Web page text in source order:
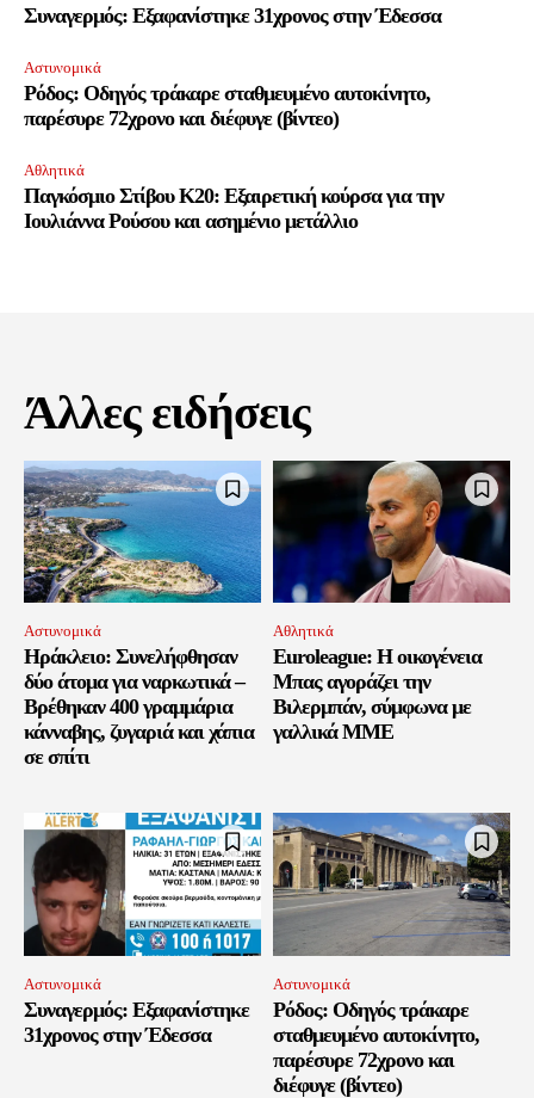
Συναγερμός: Εξαφανίστηκε 31χρονος στην Έδεσσα
Αστυνομικά
Ρόδος: Οδηγός τράκαρε σταθμευμένο αυτοκίνητο,
παρέσυρε 72χρονο και διέφυγε (βίντεο)
Αθλητικά
Παγκόσμιο Στίβου Κ20: Εξαιρετική κούρσα για την
Ιουλιάννα Ρούσου και ασημένιο μετάλλιο
Άλλες ειδήσεις
Αστυνομικά
Ηράκλειο: Συνελήφθησαν
δύο άτομα για ναρκωτικά –
Βρέθηκαν 400 γραμμάρια
κάνναβης, ζυγαριά και χάπια
σε σπίτι
Αθλητικά
Euroleague: Η οικογένεια
Μπας αγοράζει την
Βιλερμπάν, σύμφωνα με
γαλλικά ΜΜΕ
Αστυνομικά
Συναγερμός: Εξαφανίστηκε
31χρονος στην Έδεσσα
Αστυνομικά
Ρόδος: Οδηγός τράκαρε
σταθμευμένο αυτοκίνητο,
παρέσυρε 72χρονο και
διέφυγε (βίντεο)